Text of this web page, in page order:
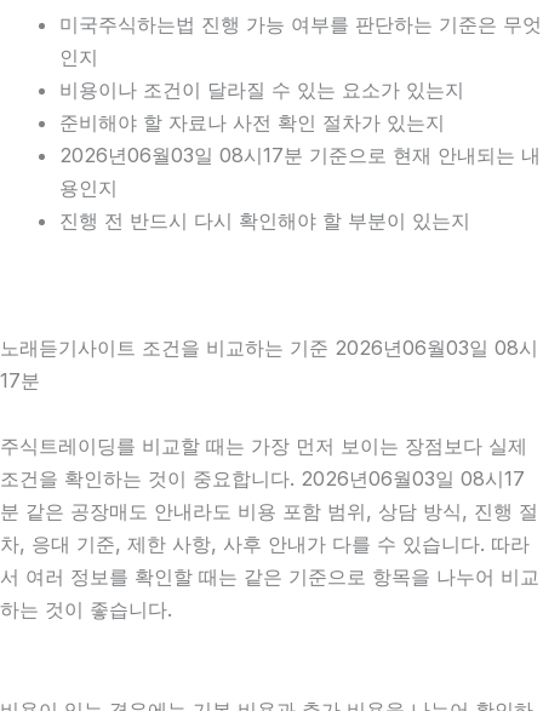
미국주식하는법 진행 가능 여부를 판단하는 기준은 무엇
인지
비용이나 조건이 달라질 수 있는 요소가 있는지
준비해야 할 자료나 사전 확인 절차가 있는지
2026년06월03일 08시17분 기준으로 현재 안내되는 내
용인지
진행 전 반드시 다시 확인해야 할 부분이 있는지
노래듣기사이트 조건을 비교하는 기준 2026년06월03일 08시
17분
주식트레이딩를 비교할 때는 가장 먼저 보이는 장점보다 실제
조건을 확인하는 것이 중요합니다. 2026년06월03일 08시17
분 같은 공장매도 안내라도 비용 포함 범위, 상담 방식, 진행 절
차, 응대 기준, 제한 사항, 사후 안내가 다를 수 있습니다. 따라
서 여러 정보를 확인할 때는 같은 기준으로 항목을 나누어 비교
하는 것이 좋습니다.